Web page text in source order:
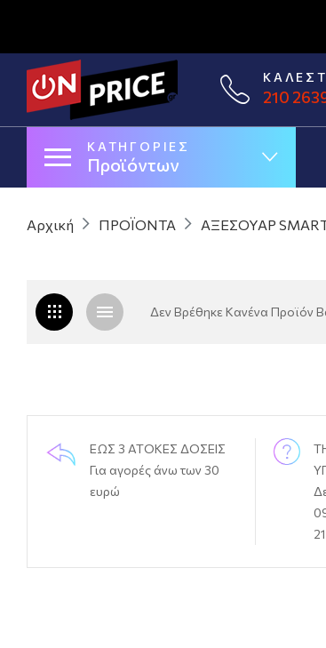
210
ΚΑΤΗΓΟΡΊΕΣ
Προϊόντων
Αρχική ΠΡΟΪΟΝΤΑ ΑΞΕΣΟΥΑΡ
Δεν Βρέθηκε Κανένα Προϊόν
ΕΩΣ 3 ΑΤΟΚΕΣ ΔΟΣΕΙΣ
Για αγορές άνω των 30
ευρώ